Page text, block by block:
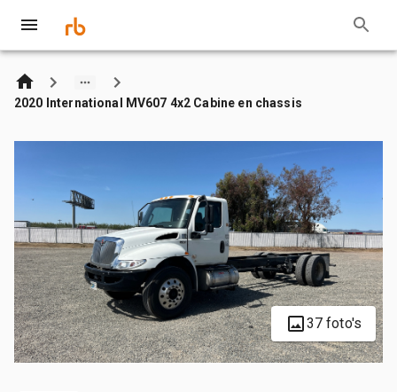
2020 International MV607 4x2 Cabine en chassis
37 foto's